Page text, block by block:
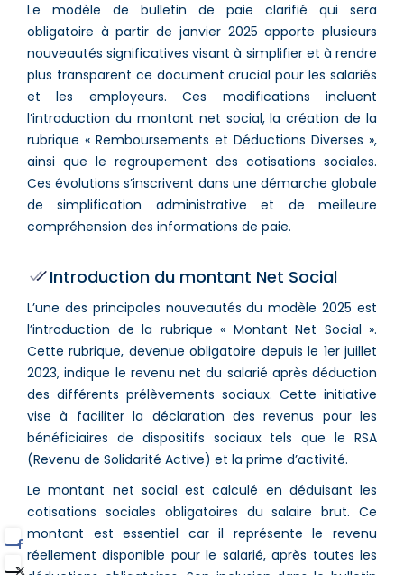
Le modèle de bulletin de paie clarifié qui sera
obligatoire à partir de janvier 2025 apporte plusieurs
nouveautés significatives visant à simplifier et à rendre
plus transparent ce document crucial pour les salariés
et les employeurs. Ces modifications incluent
l’introduction du montant net social, la création de la
rubrique « Remboursements et Déductions Diverses »,
ainsi que le regroupement des cotisations sociales.
Ces évolutions s’inscrivent dans une démarche globale
de simplification administrative et de meilleure
compréhension des informations de paie.
Introduction du montant Net Social
L’une des principales nouveautés du modèle 2025 est
l’introduction de la rubrique « Montant Net Social ».
Cette rubrique, devenue obligatoire depuis le 1er juillet
2023, indique le revenu net du salarié après déduction
des différents prélèvements sociaux. Cette initiative
vise à faciliter la déclaration des revenus pour les
bénéficiaires de dispositifs sociaux tels que le RSA
(Revenu de Solidarité Active) et la prime d’activité​.
Le montant net social est calculé en déduisant les
cotisations sociales obligatoires du salaire brut. Ce
montant est essentiel car il représente le revenu
réellement disponible pour le salarié, après toutes les